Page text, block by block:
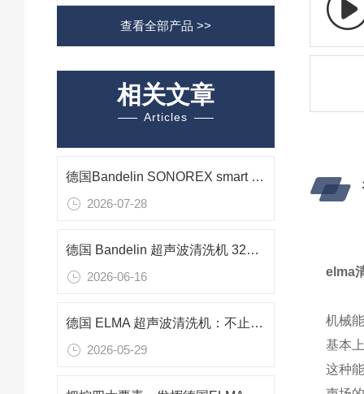
查看全部产品 >>
相关文章
Articles
德国Bandelin SONOREX smart ST 510 H 超声波清洗机在光学组件清洗中的应用
2026-07-28
德国 Bandelin 超声波清洗机 3220 功率240w 频率37KHZ用于零件清洗
2026-06-16
德国 ELMA 超声波清洗机：不止清洁，空化技术多元应用解析
2026-05-29
elma
机械
基本
这种